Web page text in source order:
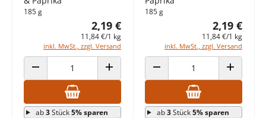
185 g
2,19 €
11,84 €/1 kg
inkl. MwSt., zzgl. Versand
ANZAHL VERRINGERN ANZAHL ERHÖHEN
ab3Stück5% sparen
185 g
2,19 €
11,84 €/1 kg
inkl. MwSt., zzgl. Versand
ANZAHL VERRINGERN ANZAHL
ab3Stück5% sparen